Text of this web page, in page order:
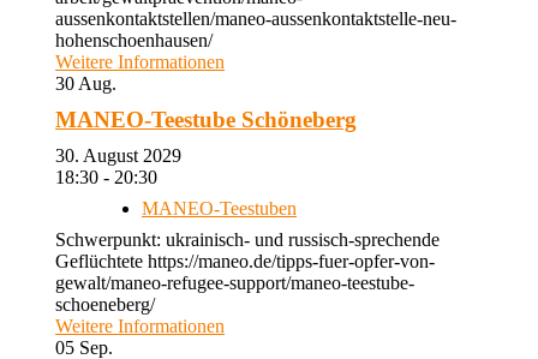
aussenkontaktstellen/maneo-aussenkontaktstelle-neu-
hohenschoenhausen/
Weitere Informationen
30 Aug.
MANEO-Teestube Schöneberg
30. August 2029
18:30 - 20:30
MANEO-Teestuben
Schwerpunkt: ukrainisch- und russisch-sprechende
Geflüchtete https://maneo.de/tipps-fuer-opfer-von-
gewalt/maneo-refugee-support/maneo-teestube-
schoeneberg/
Weitere Informationen
05 Sep.